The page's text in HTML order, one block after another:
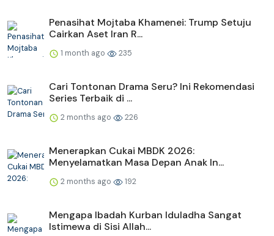
Penasihat Mojtaba Khamenei: Trump Setuju
Cairkan Aset Iran R...
1 month ago 235
Cari Tontonan Drama Seru? Ini Rekomendasi
Series Terbaik di ...
2 months ago 226
Menerapkan Cukai MBDK 2026:
Menyelamatkan Masa Depan Anak In...
2 months ago 192
Mengapa Ibadah Kurban Iduladha Sangat
Istimewa di Sisi Allah...